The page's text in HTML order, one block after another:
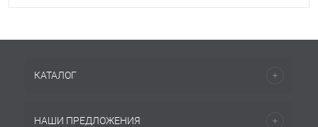
КАТАЛОГ
НАШИ ПРЕДЛОЖЕНИЯ